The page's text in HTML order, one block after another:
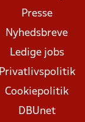
Presse
Nyhedsbreve
Ledige jobs
Privatlivspolitik
Cookiepolitik
DBUnet